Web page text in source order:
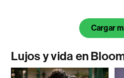
Cargar
Lujos y vida en